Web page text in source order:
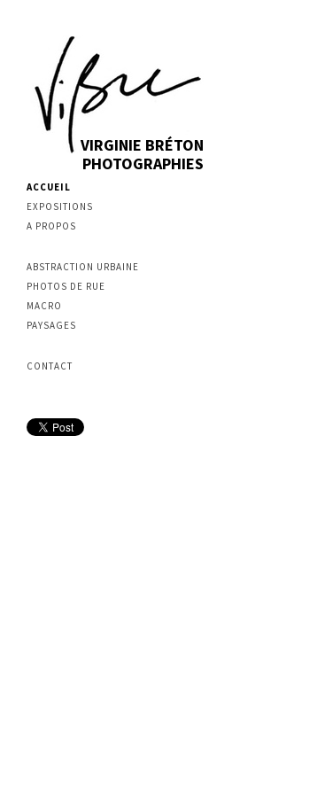
VIRGINIE BRÉTON
PHOTOGRAPHIES
ACCUEIL
EXPOSITIONS
A PROPOS
ABSTRACTION URBAINE
PHOTOS DE RUE
MACRO
PAYSAGES
CONTACT